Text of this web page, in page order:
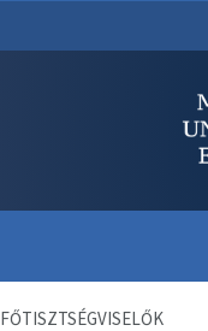
FŐTISZTSÉGVISELŐK